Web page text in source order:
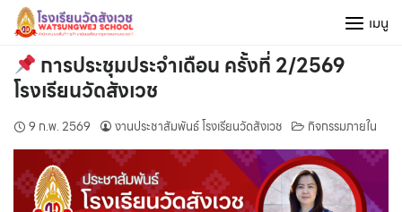
Skip
content
เมนู
การประชุมประจำเดือน ครั้งที่ 2/2569
โรงเรียนวัดสังเวช
9 ก.พ. 2569 งานประชาสัมพันธ์ โรงเรียนวัดสังเวช กิจกรรมภายใน